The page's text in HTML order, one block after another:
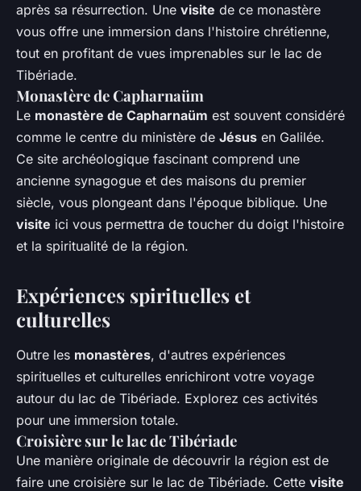
après sa résurrection. Une visite de ce monastère
vous offre une immersion dans l'histoire chrétienne,
tout en profitant de vues imprenables sur le lac de
Tibériade.
Monastère de Capharnaüm
Le monastère de Capharnaüm est souvent considéré
comme le centre du ministère de Jésus en Galilée.
Ce site archéologique fascinant comprend une
ancienne synagogue et des maisons du premier
siècle, vous plongeant dans l'époque biblique. Une
visite ici vous permettra de toucher du doigt l'histoire
et la spiritualité de la région.
Expériences spirituelles et
culturelles
Outre les monastères, d'autres expériences
spirituelles et culturelles enrichiront votre voyage
autour du lac de Tibériade. Explorez ces activités
pour une immersion totale.
Croisière sur le lac de Tibériade
Une manière originale de découvrir la région est de
faire une croisière sur le lac de Tibériade. Cette visite